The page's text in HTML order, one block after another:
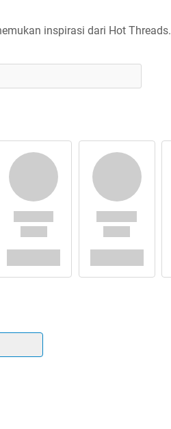
inspirasi dari Hot Threads.